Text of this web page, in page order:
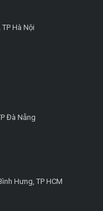
Hà Nội
Đà Nẵng
Hưng, TP HCM